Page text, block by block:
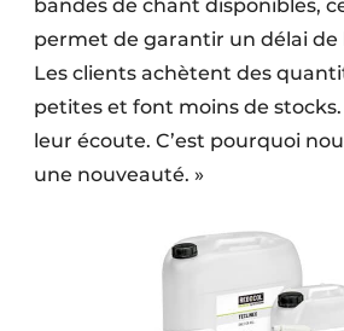
bandes de chant disponibles,
permet de garantir un délai de
Les clients achètent des
petites et font moins de
leur écoute. C’est pourquoi
une nouveauté. »